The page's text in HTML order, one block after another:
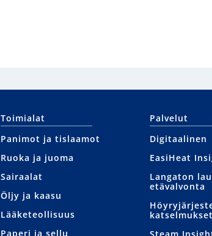
Toimialat
Panimot ja tislaamot
Ruoka ja juoma
Sairaalat
Öljy ja kaasu
Lääketeollisuus
Paperi ja sellu
Palvelut
Digitaalinen
EasiHeat
Langaton
etävalvonta